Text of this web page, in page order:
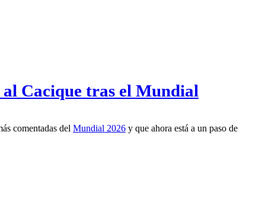
al Cacique tras el Mundial
comentadas del Mundial 2026 y que ahora está a un paso de